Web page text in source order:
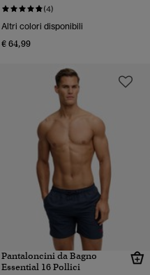
(4)
Altri colori disponibili
€ 64,99
Pantaloncini da Bagno
Essential 16 Pollici